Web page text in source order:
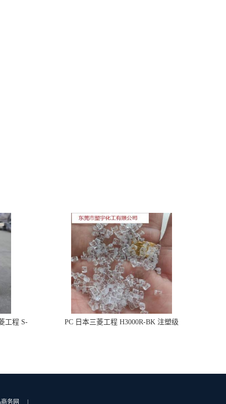
工程 S- PC 日本三菱工程 H3000R-BK 注塑级
务网